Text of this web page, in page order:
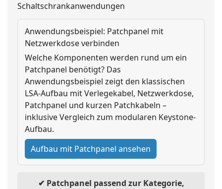
Schaltschrankanwendungen
Anwendungsbeispiel: Patchpanel mit
Netzwerkdose verbinden
Welche Komponenten werden rund um ein
Patchpanel benötigt? Das
Anwendungsbeispiel zeigt den klassischen
LSA-Aufbau mit Verlegekabel, Netzwerkdose,
Patchpanel und kurzen Patchkabeln –
inklusive Vergleich zum modularen Keystone-
Aufbau.
Aufbau mit Patchpanel ansehen
✔ Patchpanel passend zur Kategorie,